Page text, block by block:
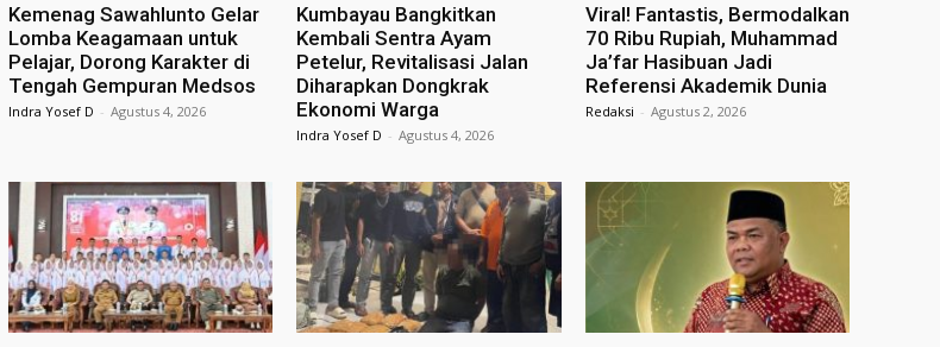
Kemenag Sawahlunto Gelar
Lomba Keagamaan untuk
Pelajar, Dorong Karakter di
Tengah Gempuran Medsos
Indra Yosef D - Agustus 4, 2026
Kumbayau Bangkitkan
Kembali Sentra Ayam
Petelur, Revitalisasi Jalan
Diharapkan Dongkrak
Ekonomi Warga
Indra Yosef D - Agustus 4, 2026
Viral! Fantastis, Bermodalkan
70 Ribu Rupiah, Muhammad
Ja’far Hasibuan Jadi
Referensi Akademik Dunia
Redaksi - Agustus 2, 2026